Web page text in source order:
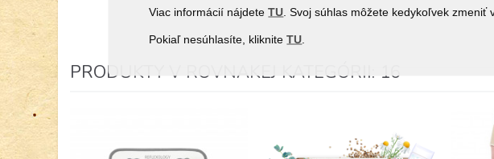
Viac informácií nájdete TU . Svoj súhlas môžete kedykoľvek zmeniť
Pokiaľ nesúhlasíte, klikniteTU
PRODUKTY V ROVNAKEJ KATEGÓRII: 16